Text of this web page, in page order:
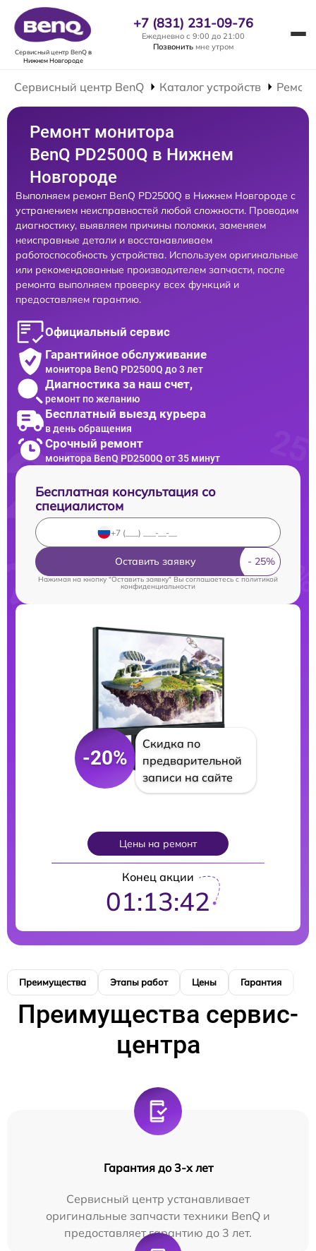
Сервисный центр BenQв
Нижнем Новгороде
+7 (831) 231-09-76
Ежедневно с 9:00 до 21:00
Позвонить мне утром
Сервисный центр BenQ Каталог устройств
Ремонт монитора
BenQ PD2500Q в Нижнем
Новгороде
Выполняем ремонт BenQ PD2500Q в Нижнем Новгороде с
устранением неисправностей любой сложности. Проводим
диагностику, выявляем причины поломки, заменяем
неисправные детали и восстанавливаем
работоспособность устройства. Используем оригинальные
или рекомендованные производителем запчасти, после
ремонта выполняем проверку всех функций и
предоставляем гарантию.
Официальный сервис
Гарантийное обслуживание
монитора BenQ PD2500Q до 3 лет
Диагностика за наш счет,
ремонт по желанию
Бесплатный выезд курьера
в день обращения
Срочный ремонт
монитора BenQ PD2500Q от 35 минут
Бесплатная консультация со
специалистом
Оставить заявку
Нажимая на кнопку "Оставить заявку" Вы соглашаетесь cполитикой
конфиденциальности
-20%
Скидка по
предварительной
записи на сайте
Цены на ремонт
Конец акции
01:13:41
Преимущества Этапы работ Цены Гарантия
Преимущества сервис-
центра
Гарантия до 3-х лет
Сервисный центр устанавливает
оригинальные запчасти техники BenQ и
предоставляет гарантию до 3 лет.